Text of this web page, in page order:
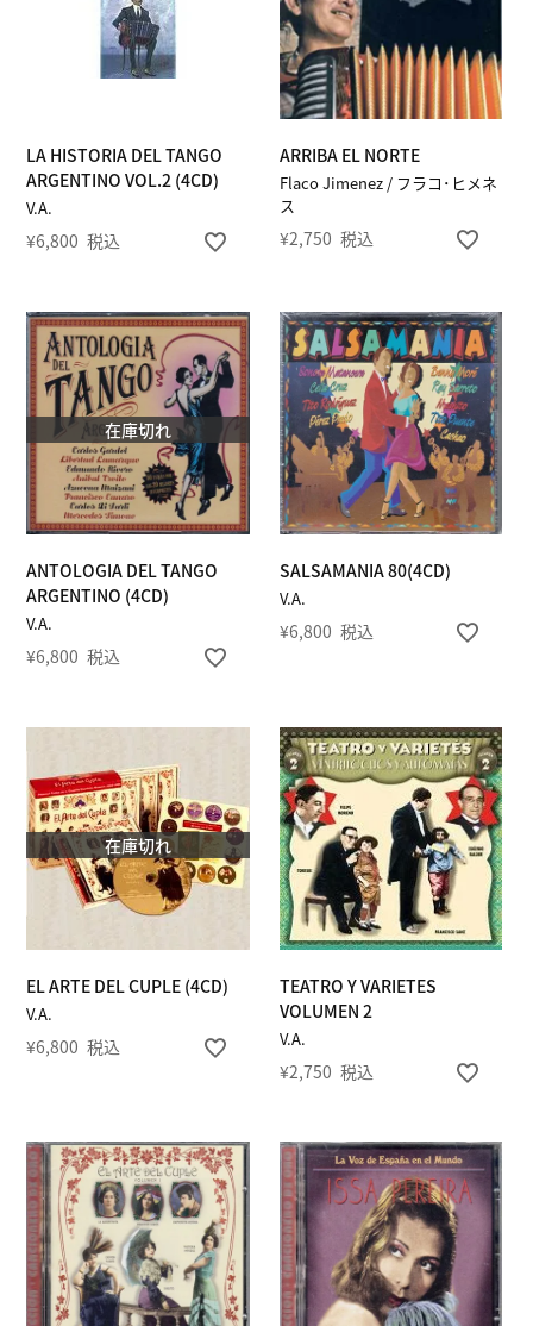
V.A.
LA HISTORIA DEL TANGO
ARGENTINO VOL.2 (4CD)
¥6,800 税込
Flaco Jimenez / フラコ･ヒメネ
ス
ARRIBA EL NORTE
¥2,750 税込
V.A.
ANTOLOGIA DEL TANGO
ARGENTINO (4CD)
¥6,800 税込
在庫切れ
V.A.
SALSAMANIA 80(4CD)
¥6,800 税込
V.A.
EL ARTE DEL CUPLE (4CD)
¥6,800 税込
在庫切れ
V.A.
TEATRO Y VARIETES
VOLUMEN 2
¥2,750 税込